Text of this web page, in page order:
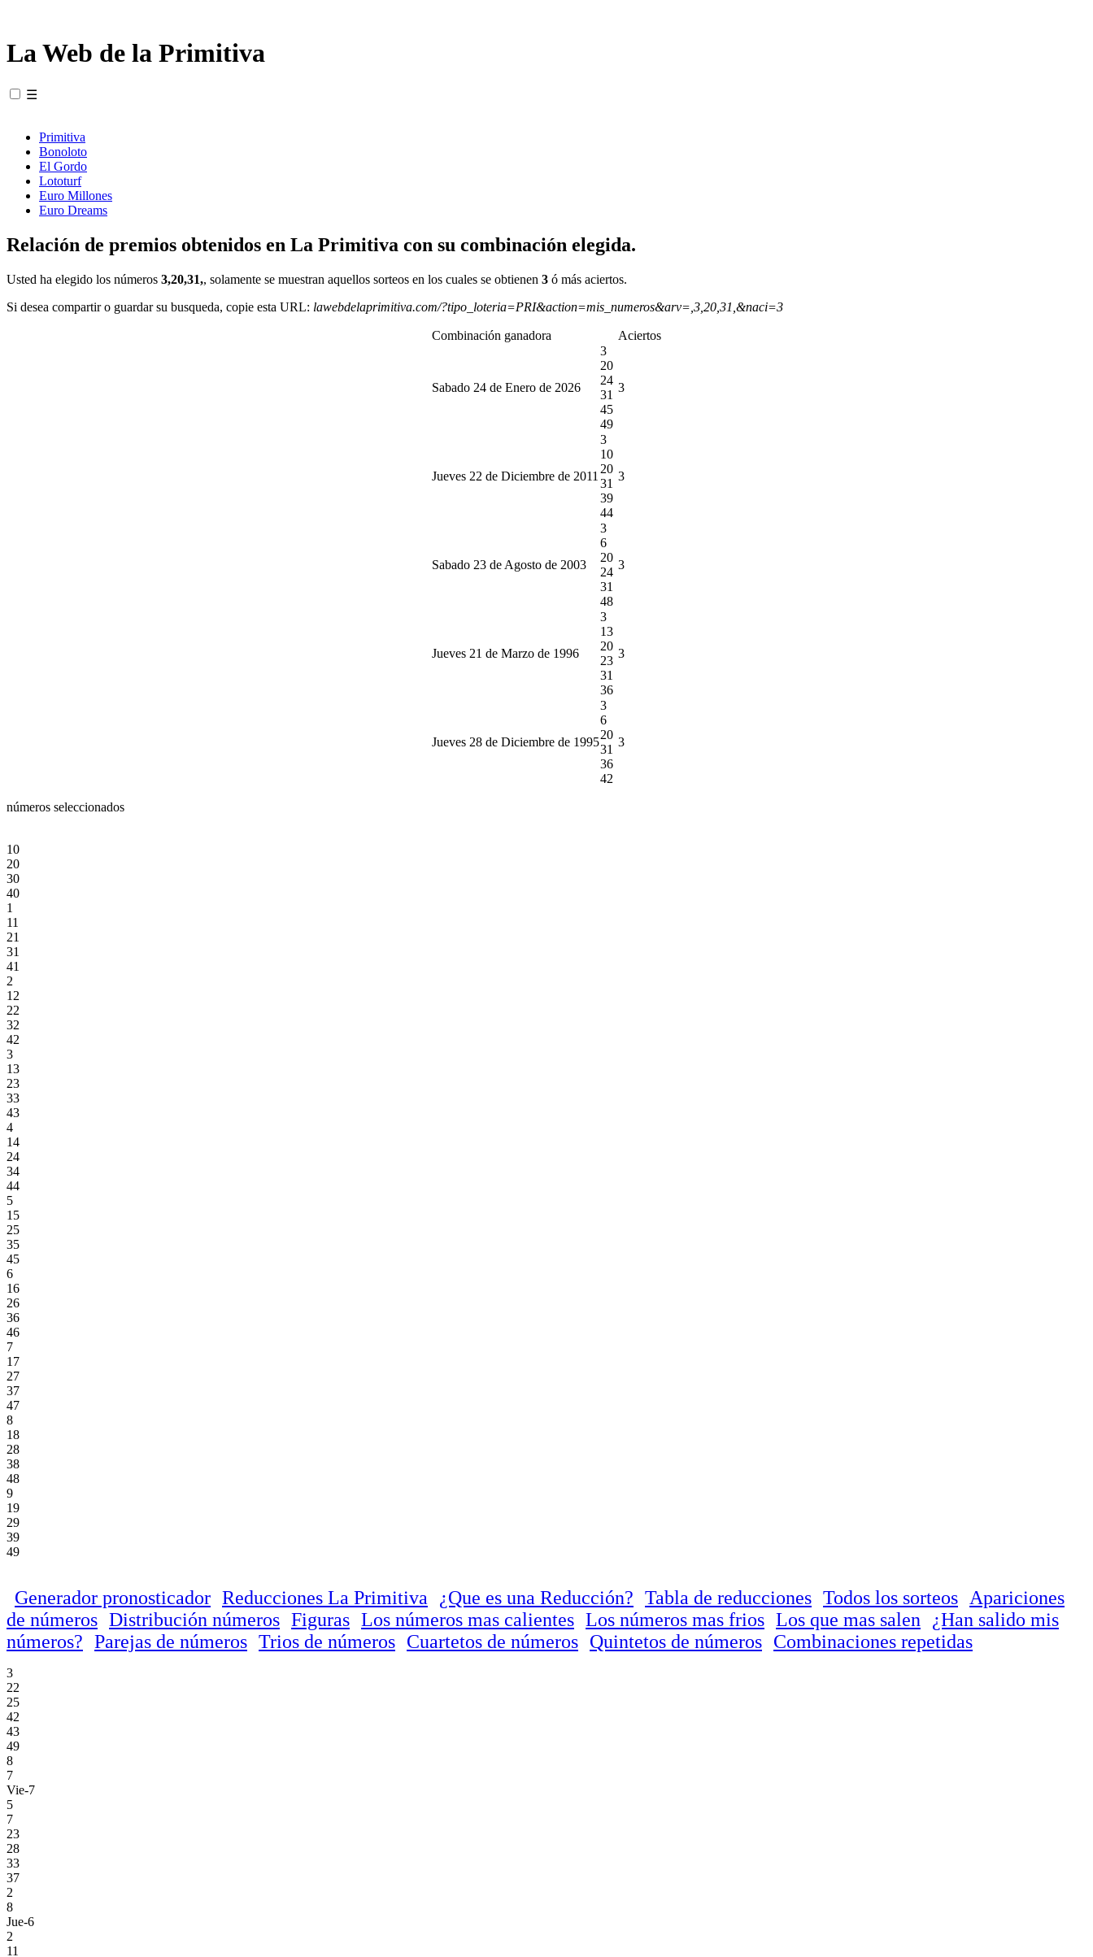
La Web de la Primitiva
☰
Primitiva
Bonoloto
El Gordo
Lototurf
Euro Millones
Euro Dreams
Relación de premios obtenidos en La Primitiva con su combinación elegida.
Usted ha elegido los números 3,20,31,, solamente se muestran aquellos sorteos en los cuales se obtienen 3 ó más aciertos.
Si desea compartir o guardar su busqueda, copie esta URL: lawebdelaprimitiva.com/?tipo_loteria=PRI&action=mis_numeros&arv=,3,20,31,&naci=3
Combinación ganadora Aciertos
Sabado 24 de Enero de 2026
3
20
24
31
45
49
3
Jueves 22 de Diciembre de 2011
3
10
20
31
39
44
3
Sabado 23 de Agosto de 2003
3
6
20
24
31
48
3
Jueves 21 de Marzo de 1996
3
13
20
23
31
36
3
Jueves 28 de Diciembre de 1995
3
6
20
31
36
42
3
números seleccionados
10
20
30
40
1
11
21
31
41
2
12
22
32
42
3
13
23
33
43
4
14
24
34
44
5
15
25
35
45
6
16
26
36
46
7
17
27
37
47
8
18
28
38
48
9
19
29
39
49
Generador pronosticador Reducciones La Primitiva ¿Que es una Reducción? Tabla de reducciones Todos los sorteos
Apariciones
de números Distribución números Figuras Los números mas calientes Los números mas frios Los que mas salen
¿Han salido mis
números? Parejas de números Trios de números Cuartetos de números Quintetos de números Combinaciones repetidas
3
22
25
42
43
49
8
7
Vie-7
5
7
23
28
33
37
2
8
Jue-6
2
11